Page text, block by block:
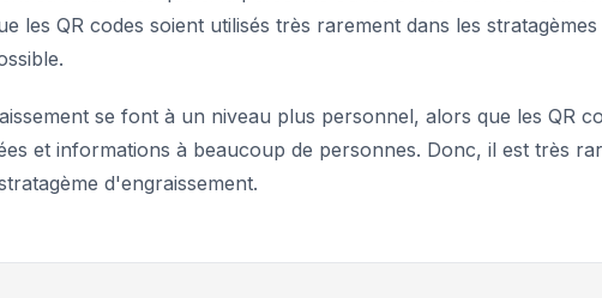
les QR codes soient utilisés très rarement dans les stratagèmes
se font à un niveau plus personnel, alors que les QR
et informations à beaucoup de personnes. Donc, il est très
d'engraissement.